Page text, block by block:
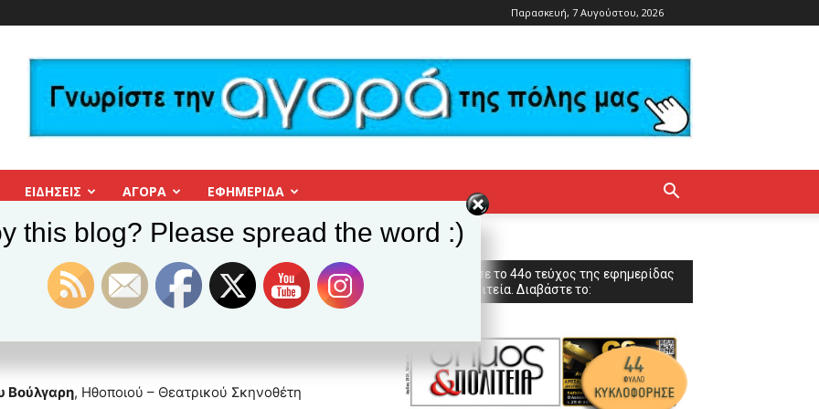
Παρασκευή, 7 Αυγούστου, 2026
ΕΙΔΗΣΕΙΣ ΑΓΟΡΑ ΕΦΗΜΕΡΊΔΑ
κριθήτε.
Βούλγαρη, Ηθοποιού – Θεατρικού Σκηνοθέτη
Κυκλοφόρησε το 44ο τεύχος της εφημερίδας
Δήμος & Πολιτεία. Διαβάστε το:
this blog? Please spread the word :)